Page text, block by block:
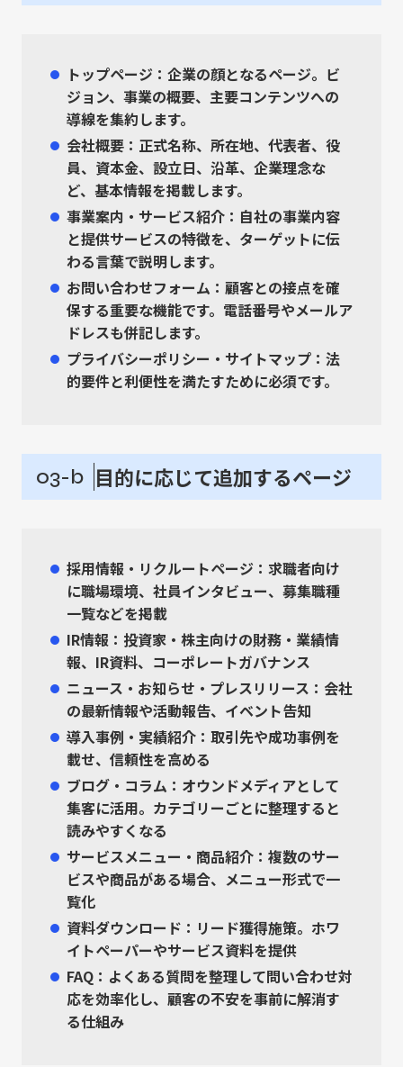
トップページ ：企業の顔となるページ。ビ
ジョン、事業の概要、主要コンテンツへの
導線を集約します。
会社概要 ：正式名称、所在地、代表者、役
員、資本金、設立日、沿革、企業理念な
ど、基本情報を掲載します。
事業案内・サービス紹介 ：自社の事業内容
と提供サービスの特徴を、ターゲットに伝
わる言葉で説明します。
お問い合わせフォーム ：顧客との接点を確
保する重要な機能です。電話番号やメールア
ドレスも併記します。
プライバシーポリシー・サイトマップ ：法
的要件と利便性を満たすために必須です。
03-b 目的に応じて追加するページ
採用情報・リクルートページ ：求職者向け
に職場環境、社員インタビュー、募集職種
一覧などを掲載
IR情報 ：投資家・株主向けの財務・業績情
報、IR資料、コーポレートガバナンス
ニュース・お知らせ・プレスリリース ：会社
の最新情報や活動報告、イベント告知
導入事例・実績紹介 ：取引先や成功事例を
載せ、信頼性を高める
ブログ・コラム ：オウンドメディアとして
集客に活用。カテゴリーごとに整理すると
読みやすくなる
サービスメニュー・商品紹介 ：複数のサー
ビスや商品がある場合、メニュー形式で一
覧化
資料ダウンロード ：リード獲得施策。ホワ
イトペーパーやサービス資料を提供
FAQ ：よくある質問を整理して問い合わせ対
応を効率化し、顧客の不安を事前に解消す
る仕組み